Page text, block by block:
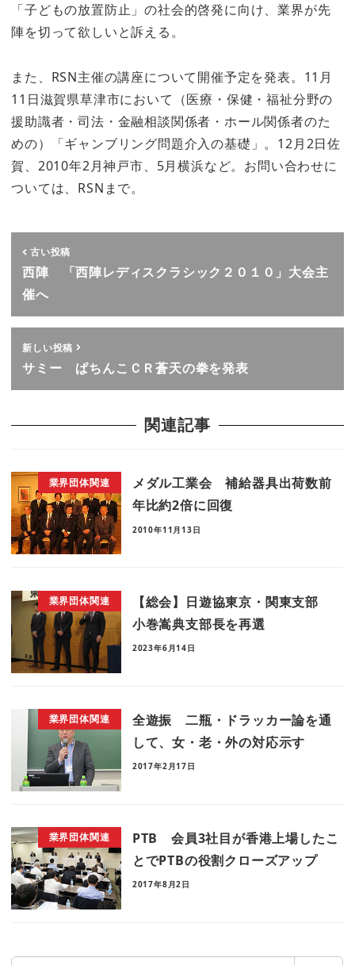
「子どもの放置防止」の社会的啓発に向け、業界が先
陣を切って欲しいと訴える。
また、RSN主催の講座について開催予定を発表。11月
11日滋賀県草津市において（医療・保健・福祉分野の
援助識者・司法・金融相談関係者・ホール関係者のた
めの）「ギャンブリング問題介入の基礎」。12月2日佐
賀、2010年2月神戸市、5月横浜など。お問い合わせに
ついては、RSNまで。
古い投稿
西陣 「西陣レディスクラシック２０１０」大会主
催へ
新しい投稿
サミー ぱちんこＣＲ蒼天の拳を発表
関連記事
業界団体関連
メダル工業会 補給器具出荷数前
年比約2倍に回復
2010年11月13日
業界団体関連
【総会】日遊協東京・関東支部
小巻嵩典支部長を再選
2023年6月14日
業界団体関連
全遊振 二瓶・ドラッカー論を通
して、女・老・外の対応示す
2017年2月17日
業界団体関連
PTB 会員3社目が香港上場したこ
とでPTBの役割クローズアップ
2017年8月2日